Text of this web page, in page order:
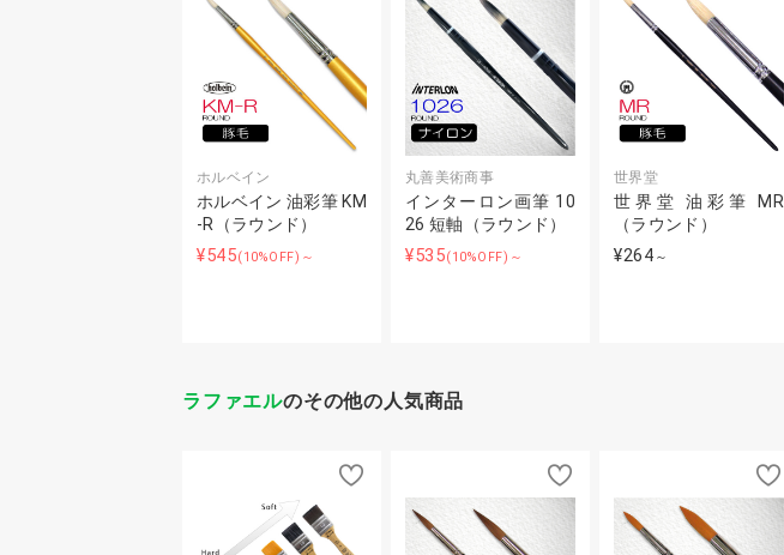
ホルベイン
ホルベイン 油彩筆 KM
-R（ラウンド）
¥545(10%OFF)～
丸善美術商事
インターロン画筆 10
26 短軸（ラウンド）
¥535(10%OFF)～
世界堂
世界堂 油彩筆 MR
（ラウンド）
¥264 ～
ラファエルのその他の人気商品